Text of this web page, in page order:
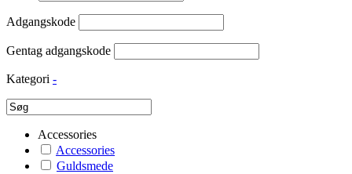
Adgangskode
Gentag adgangskode
Kategori -
Accessories
Accessories
Guldsmede